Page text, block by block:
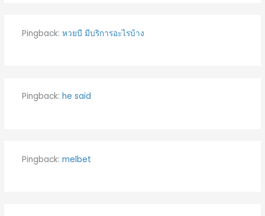
Pingback: หวยบี มีบริการอะไรบ้าง
Pingback: he said
Pingback: melbet